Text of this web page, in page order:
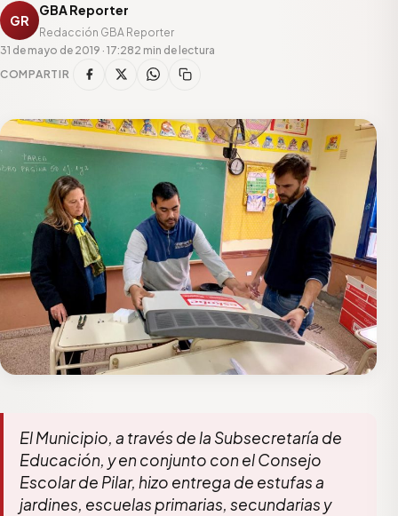
GR
GBA Reporter
Redacción GBA Reporter
31 de mayo de 2019 · 17:282 min de lectura
COMPARTIR
El Municipio, a través de la Subsecretaría de
Educación, y en conjunto con el Consejo
Escolar de Pilar, hizo entrega de estufas a
jardines, escuelas primarias, secundarias y